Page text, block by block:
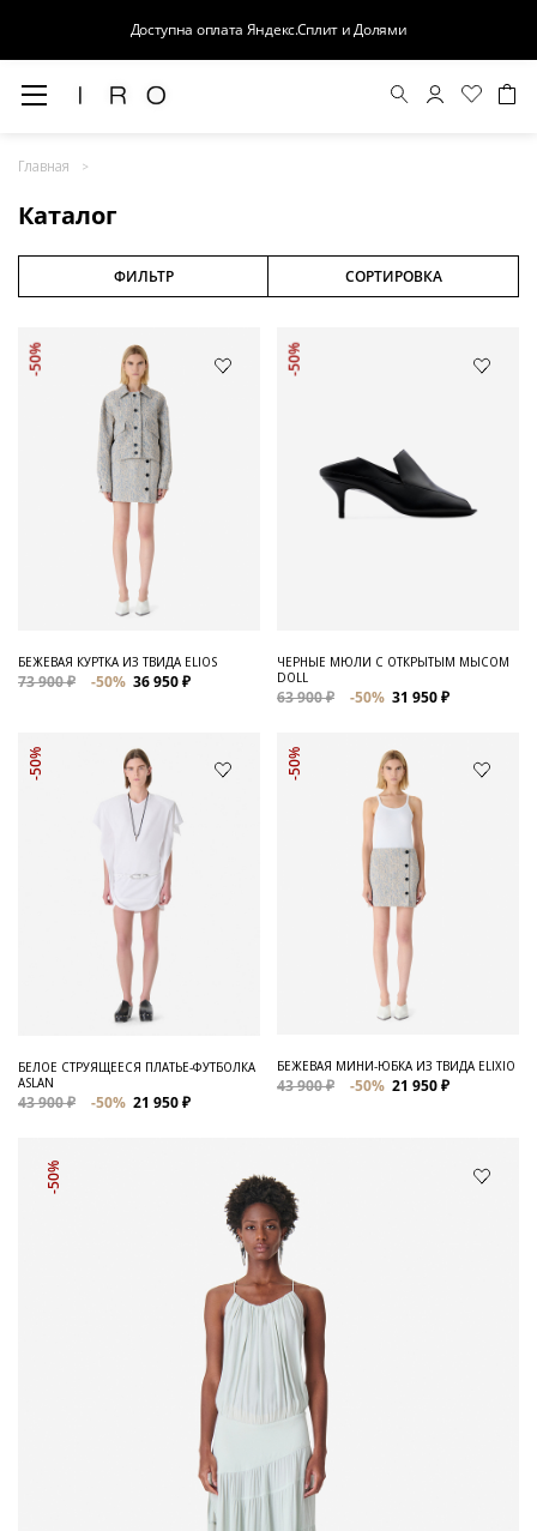
Доступна оплата Яндекс.Сплит и Долями
Главная
Каталог
Распродажа
Для нее
ФИЛЬТР СОРТИРОВКА
-50%
БЕЖЕВАЯ КУРТКА ИЗ ТВИДА ELIOS
73 900 ₽ -50% 36 950 ₽
-50%
ЧЕРНЫЕ МЮЛИ С ОТКРЫТЫМ МЫСОМ
DOLL
63 900 ₽ -50% 31 950 ₽
-50%
БЕЛОЕ СТРУЯЩЕЕСЯ ПЛАТЬЕ-ФУТБОЛКА
ASLAN
43 900 ₽ -50% 21 950 ₽
-50%
БЕЖЕВАЯ МИНИ-ЮБКА ИЗ ТВИДА ELIXIO
43 900 ₽ -50% 21 950 ₽
-50%